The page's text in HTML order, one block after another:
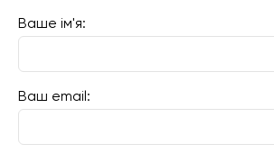
Ваше ім'я:
Ваш email: